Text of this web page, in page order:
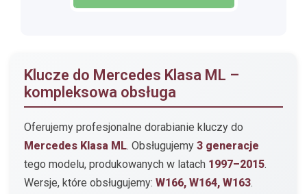
Klucze do Mercedes Klasa ML –
kompleksowa obsługa
Oferujemy profesjonalne dorabianie kluczy do
Mercedes Klasa ML. Obsługujemy 3 generacje
tego modelu, produkowanych w latach 1997–2015.
Wersje, które obsługujemy: W166, W164, W163.